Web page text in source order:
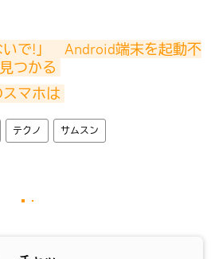
いで!」　Android端末を起動不
つかる
マホは
テクノ サムスン